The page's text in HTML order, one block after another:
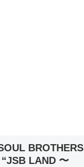
BROTHERS
LAND 〜